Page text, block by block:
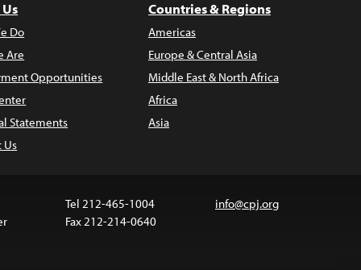
Do
Are
Opportunities
Statements
Us
Countries & Regions
Americas
Europe & Central Asia
Middle East & North Africa
Africa
Asia
Tel 212-465-1004
Fax 212-214-0640
info@cpj.org